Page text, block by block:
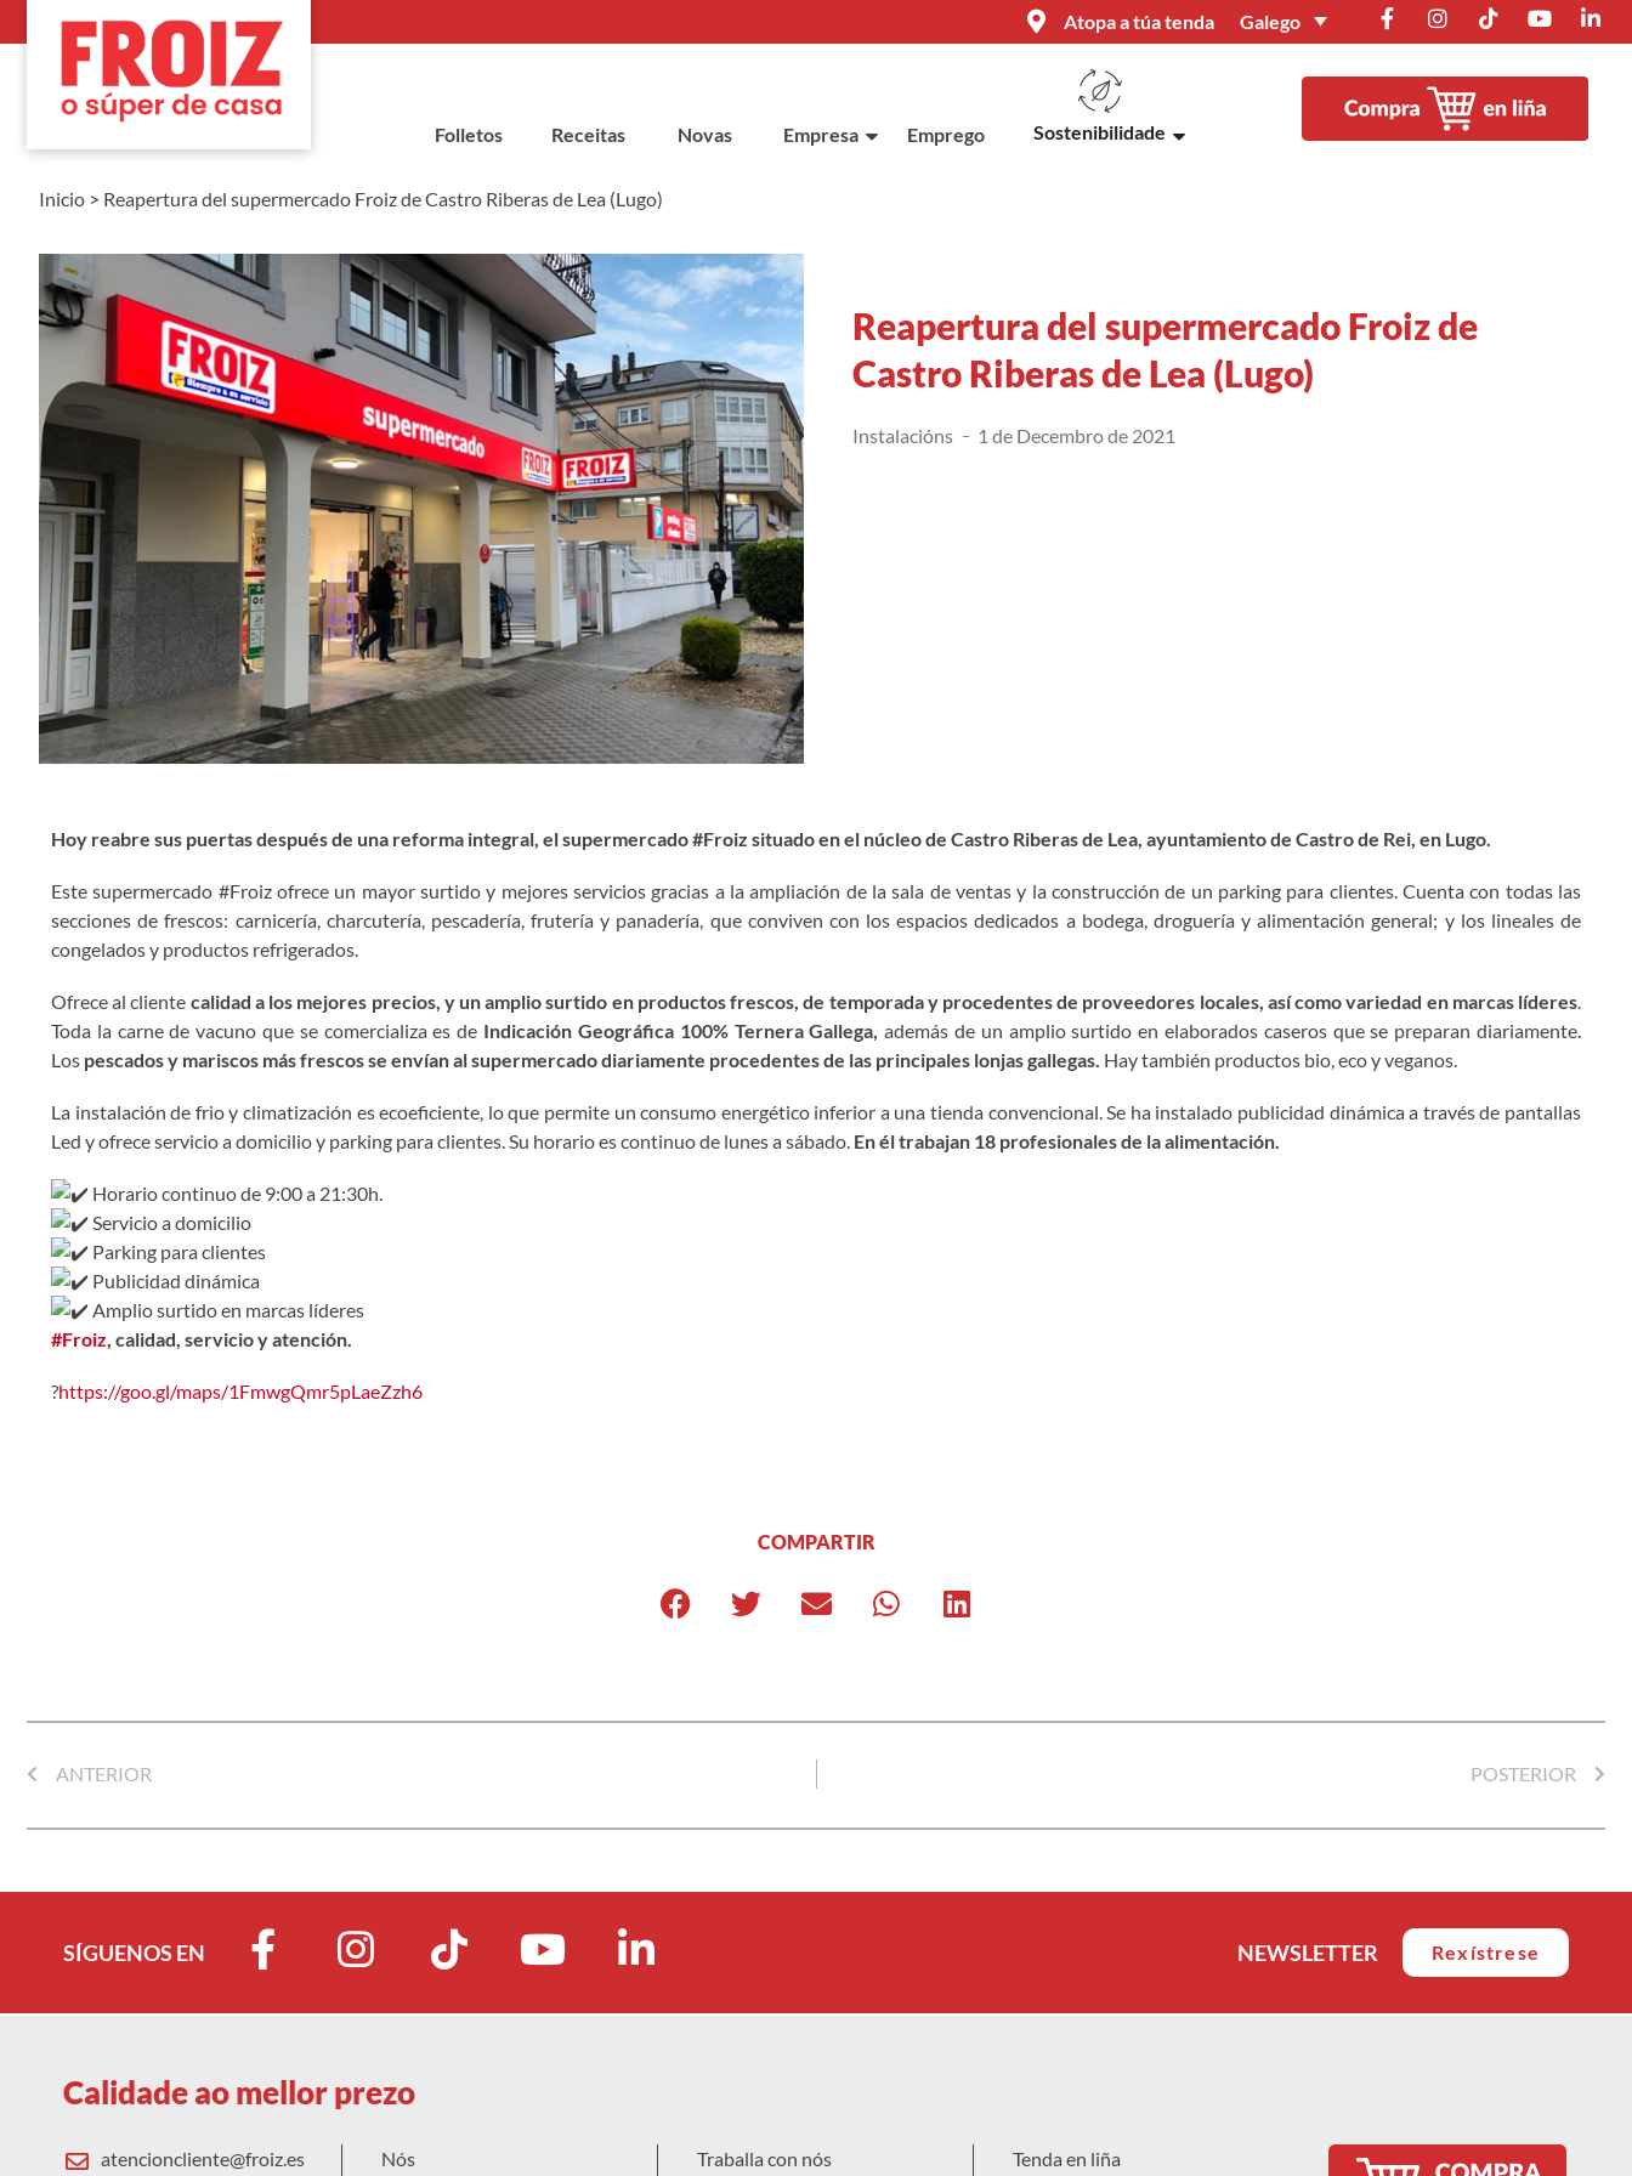
Atopa a túa tenda Galego
Folletos Receitas Novas Empresa Emprego Sostenibilidade
Inicio > Reapertura del supermercado Froiz de Castro Riberas de Lea (Lugo)
Reapertura del supermercado Froiz de
Castro Riberas de Lea (Lugo)
Instalacións 1 de Decembro de 2021
Hoy reabre sus puertas después de una reforma integral, el supermercado #Froiz situado en el núcleo de Castro Riberas de Lea, ayuntamiento de Castro de Rei, en Lugo.
Este supermercado #Froiz ofrece un mayor surtido y mejores servicios gracias a la ampliación de la sala de ventas y la construcción de un parking para clientes. Cuenta con todas las
secciones de frescos: carnicería, charcutería, pescadería, frutería y panadería, que conviven con los espacios dedicados a bodega, droguería y alimentación general; y los lineales de
congelados y productos refrigerados.
Ofrece al cliente calidad a los mejores precios, y un amplio surtido en productos frescos, de temporada y procedentes de proveedores locales, así como variedad en marcas líderes.
Toda la carne de vacuno que se comercializa es de Indicación Geográfica 100% Ternera Gallega, además de un amplio surtido en elaborados caseros que se preparan diariamente.
Los pescados y mariscos más frescos se envían al supermercado diariamente procedentes de las principales lonjas gallegas. Hay también productos bio, eco y veganos.
La instalación de frio y climatización es ecoeficiente, lo que permite un consumo energético inferior a una tienda convencional. Se ha instalado publicidad dinámica a través de pantallas
Led y ofrece servicio a domicilio y parking para clientes. Su horario es continuo de lunes a sábado. En él trabajan 18 profesionales de la alimentación.
Horario continuo de 9:00 a 21:30h.
Servicio a domicilio
Parking para clientes
Publicidad dinámica
Amplio surtido en marcas líderes
#Froiz, calidad, servicio y atención.
?https://goo.gl/maps/1FmwgQmr5pLaeZzh6
COMPARTIR
ANTERIOR POSTERIOR
SÍGUENOS EN NEWSLETTER Rexístrese
Calidade ao mellor prezo
atencioncliente@froiz.es Nós Traballa con nós Tenda en liña